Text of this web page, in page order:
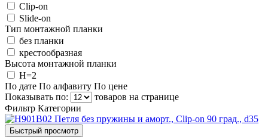
Clip-on
Slide-on
Тип монтажной планки
без планки
крестообразная
Высота монтажной планки
H=2
По дате По алфавиту По цене
Показывать по:
товаров на странице
Фильтр Категории
Быстрый просмотр